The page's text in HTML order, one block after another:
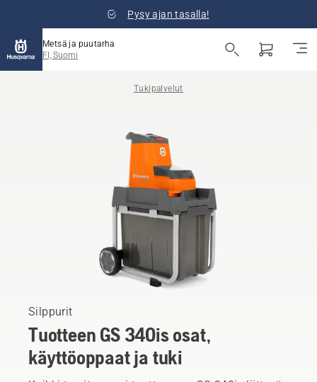
Pysy ajan tasalla!
Metsä ja puutarha
FI, Suomi
Tukipalvelut
Silppurit
Tuotteen GS 340is osat,
käyttöoppaat ja tuki